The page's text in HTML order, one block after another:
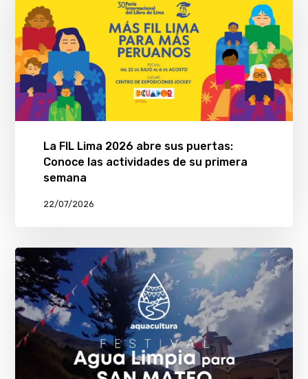
La FIL Lima 2026 abre sus puertas:
Conoce las actividades de su primera
semana
22/07/2026